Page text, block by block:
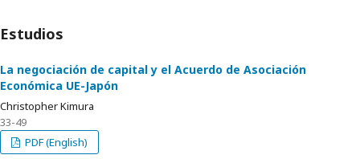
Estudios
La negociación de capital y el Acuerdo de Asociación
Económica UE-Japón
Christopher Kimura
33-49
PDF (English)